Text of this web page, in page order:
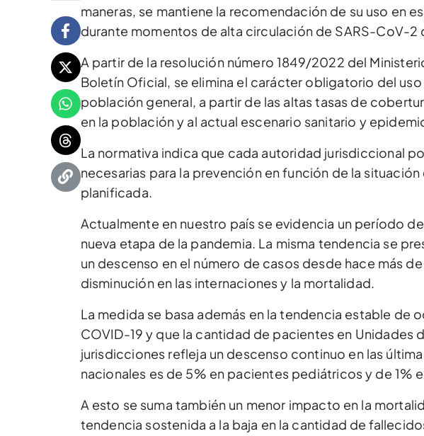
maneras, se mantiene la recomendación de su uso en
durante momentos de alta circulación de SARS-CoV-
A partir de la resolución número 1849/2022 del
Boletín Oficial, se elimina el carácter obligatorio del
población general, a partir de las altas tasas de
en la población y al actual escenario sanitario y
La normativa indica que cada autoridad jurisdiccional
necesarias para la prevención en función de la
planificada.
Actualmente en nuestro país se evidencia un período
nueva etapa de la pandemia. La misma tendencia se
un descenso en el número de casos desde hace más
disminución en las internaciones y la mortalidad.
La medida se basa además en la tendencia estable de
COVID-19 y que la cantidad de pacientes en Unidades
jurisdicciones refleja un descenso continuo en las
nacionales es de 5% en pacientes pediátricos y de 1%
A esto se suma también un menor impacto en la
tendencia sostenida a la baja en la cantidad de